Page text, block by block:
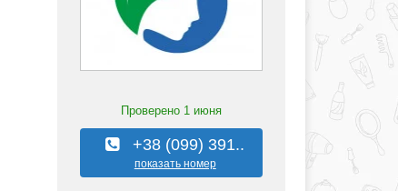
Проверено 1 июня
+38 (099) 391..
показать номер